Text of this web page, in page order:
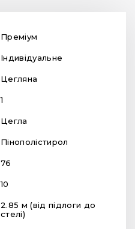
Преміум
Індивідуальне
Цегляна
1
Цегла
Пінополістирол
76
10
2.85 м (від підлоги до
стелі)